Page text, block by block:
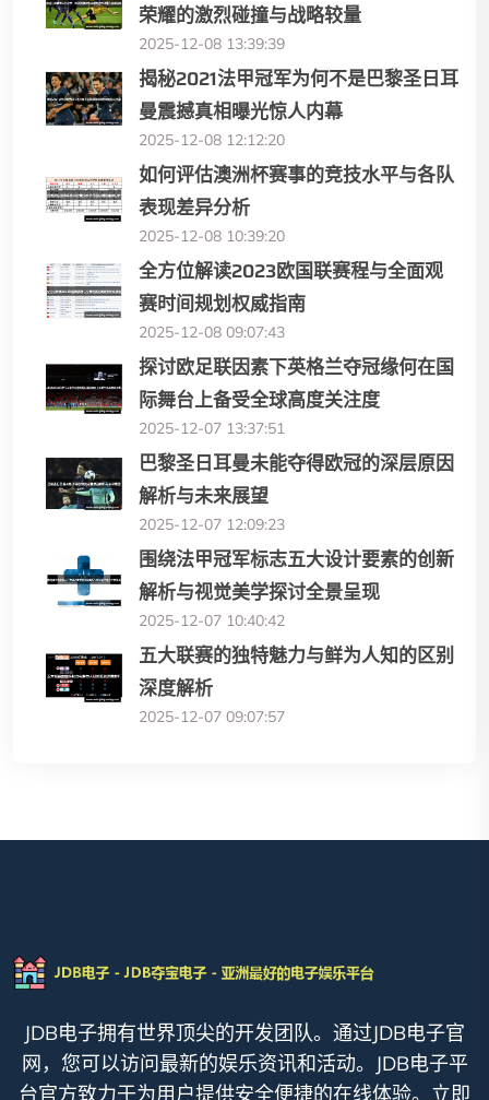
荣耀的激烈碰撞与战略较量
2025-12-08 13:39:39
揭秘2021法甲冠军为何不是巴黎圣日耳
曼震撼真相曝光惊人内幕
2025-12-08 12:12:20
如何评估澳洲杯赛事的竞技水平与各队
表现差异分析
2025-12-08 10:39:20
全方位解读2023欧国联赛程与全面观
赛时间规划权威指南
2025-12-08 09:07:43
探讨欧足联因素下英格兰夺冠缘何在国
际舞台上备受全球高度关注度
2025-12-07 13:37:51
巴黎圣日耳曼未能夺得欧冠的深层原因
解析与未来展望
2025-12-07 12:09:23
围绕法甲冠军标志五大设计要素的创新
解析与视觉美学探讨全景呈现
2025-12-07 10:40:42
五大联赛的独特魅力与鲜为人知的区别
深度解析
2025-12-07 09:07:57
JDB电子拥有世界顶尖的开发团队。通过JDB电子官
网，您可以访问最新的娱乐资讯和活动。JDB电子平
台官方致力于为用户提供安全便捷的在线体验。立即